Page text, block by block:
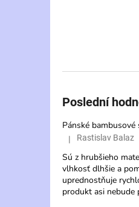
Poslední
Hodnocení
| Rastislav Balaz
Sú z hrubšieho
vlhkosť dlhšie a
uprednostňuje
produkt asi nebude